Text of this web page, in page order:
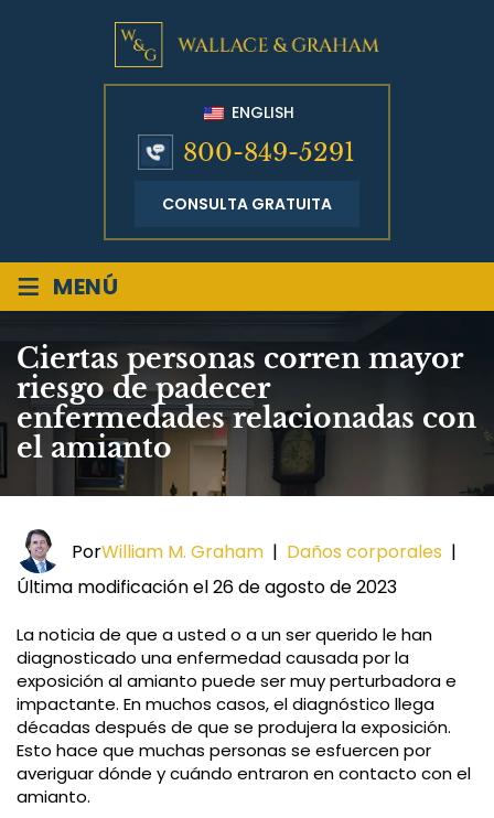
ENGLISH
800-849-5291
CONSULTA GRATUITA
≡ MENÚ
Ciertas personas corren mayor
riesgo de padecer
enfermedades relacionadas con
el amianto
PorWilliam M. Graham | Daños corporales |
Última modificación el 26 de agosto de 2023
La noticia de que a usted o a un ser querido le han
diagnosticado una enfermedad causada por la
exposición al amianto puede ser muy perturbadora e
impactante. En muchos casos, el diagnóstico llega
décadas después de que se produjera la exposición.
Esto hace que muchas personas se esfuercen por
averiguar dónde y cuándo entraron en contacto con el
amianto.